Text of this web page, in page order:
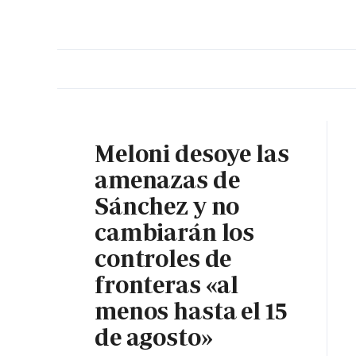
Meloni desoye las
amenazas de
Sánchez y no
cambiarán los
controles de
fronteras «al
menos hasta el 15
de agosto»